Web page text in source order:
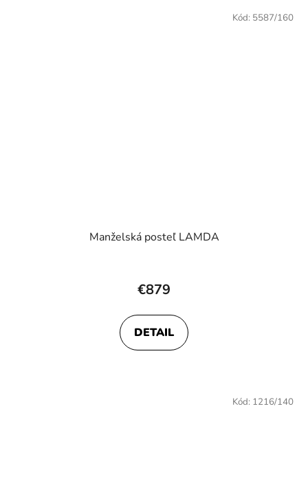
Manželská posteľ LAMDA
€879
DETAIL
Kód: 5587/160
Kód: 1216/140